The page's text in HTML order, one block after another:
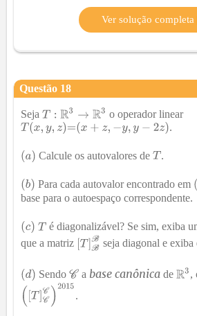
Ver solução completa
Questão 18
Seja
o operador linear
.
Calcule os autovalores de .
Para cada autovalor encontrado em
base para o autoespaço correspondente.
é diagonalizável? Se sim, exiba
que a matriz
seja diagonal eexiba
Sendo a base canônica de
,
.